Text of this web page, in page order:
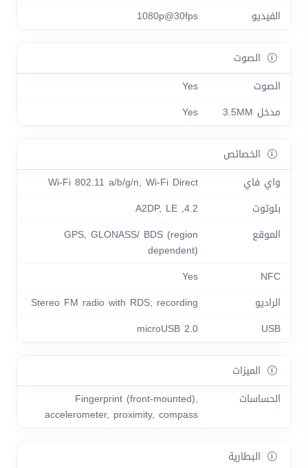
الفيديو
1080p@30fps
الصوت
الصوت
Yes
مدخل 3.5MM
Yes
الخصائص
واي فاي
Wi-Fi 802.11 a/b/g/n, Wi-Fi Direct
بلوتوث
4.2, A2DP, LE
الموقع
GPS, GLONASS/ BDS (region
dependent)
NFC
Yes
الراديو
Stereo FM radio with RDS; recording
USB
microUSB 2.0
الميزات
الحساسات
Fingerprint (front-mounted),
accelerometer, proximity, compass
البطارية